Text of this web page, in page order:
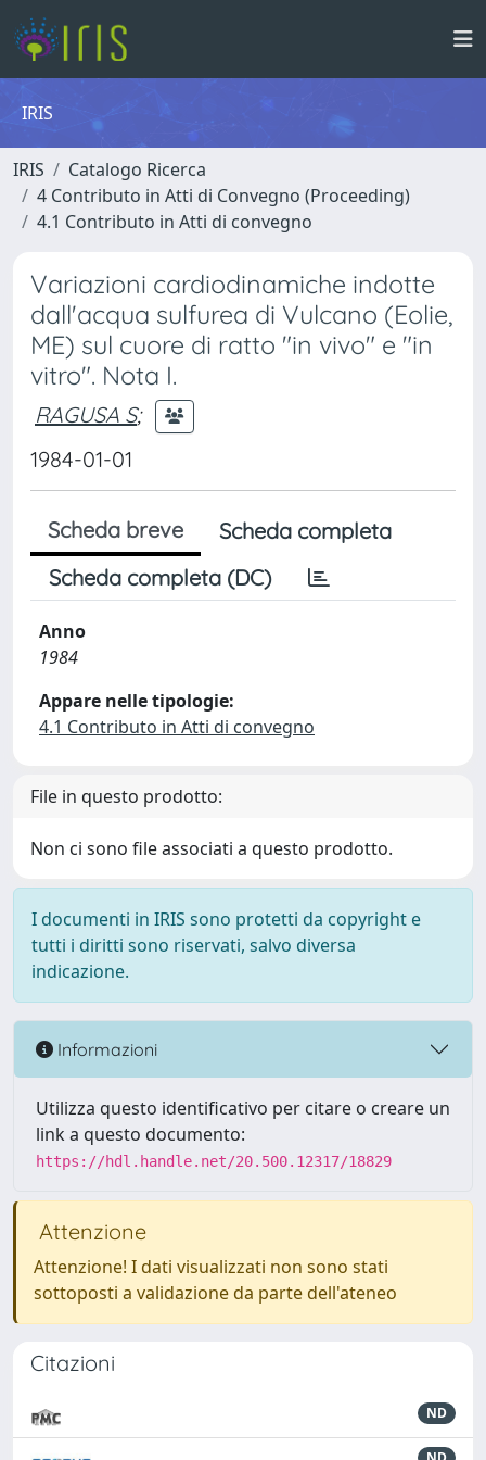
IRIS
IRIS
Catalogo Ricerca
4 Contributo in Atti di Convegno (Proceeding)
4.1 Contributo in Atti di convegno
Variazioni cardiodinamiche indotte
dall'acqua sulfurea di Vulcano (Eolie,
ME) sul cuore di ratto "in vivo" e "in
vitro". Nota I.
RAGUSA S;
1984-01-01
Scheda breve
Scheda completa
Scheda completa (DC)
Anno
1984
Appare nelle tipologie:
4.1 Contributo in Atti di convegno
File in questo prodotto:
Non ci sono file associati a questo prodotto.
I documenti in IRIS sono protetti da copyright e
tutti i diritti sono riservati, salvo diversa
indicazione.
Informazioni
Utilizza questo identificativo per citare o creare un
link a questo documento:
https://hdl.handle.net/20.500.12317/18829
Attenzione
Attenzione! I dati visualizzati non sono stati
sottoposti a validazione da parte dell'ateneo
Citazioni
ND